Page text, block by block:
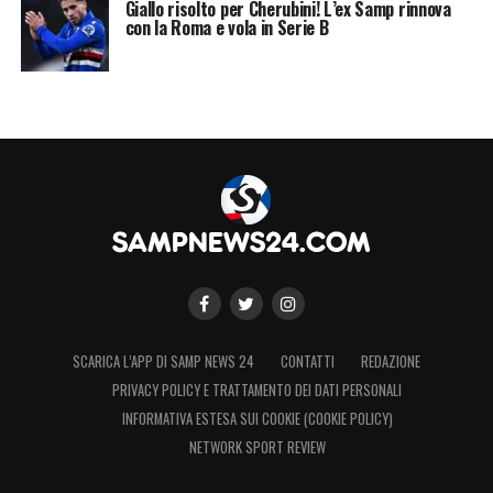
Giallo risolto per Cherubini! L’ex Samp rinnova
con la Roma e vola in Serie B
SCARICA L’APP DI SAMP NEWS 24 CONTATTI
REDAZIONE
PRIVACY POLICY E TRATTAMENTO DEI DATI PERSONALI
INFORMATIVA ESTESA SUI COOKIE (COOKIE POLICY)
NETWORK SPORT REVIEW